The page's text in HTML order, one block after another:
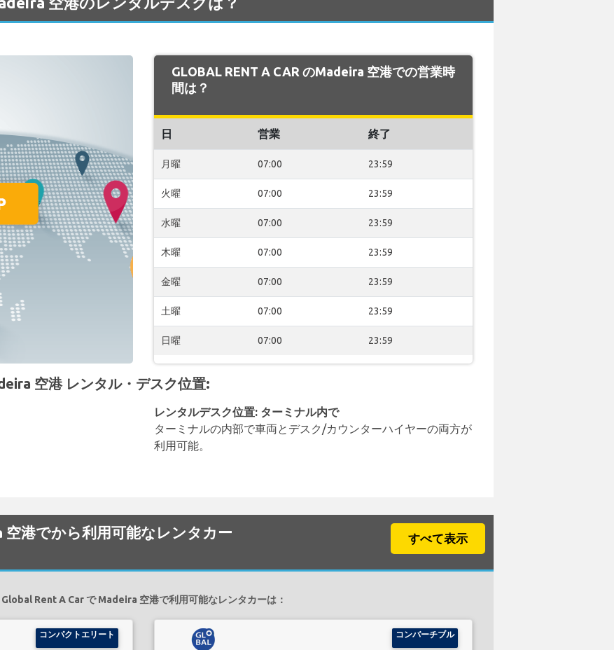
GLOBAL RENT A CAR のMadeira 空港での営業時
間は？
日 営業 終了
月曜 07:00 23:59
火曜 07:00 23:59
水曜 07:00 23:59
木曜 07:00 23:59
金曜 07:00 23:59
土曜 07:00 23:59
日曜 07:00 23:59
空港 レンタル・デスク位置:
レンタルデスク位置: ターミナル内で
ターミナルの内部で車両とデスク/カウンターハイヤーの両方が
利用可能。
港でから利用可能なレンタカー
すべて表示
Global Rent A Car で Madeira 空港で利用可能なレンタカーは：
コンパクトエリート コンバーチブル